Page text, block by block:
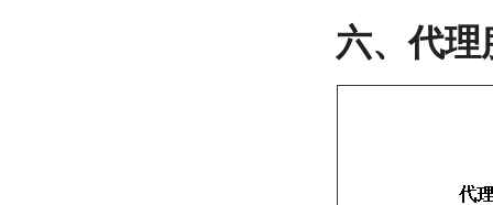
六、代理